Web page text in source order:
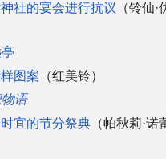
社的宴会进行抗议 （铃仙·
图案 （红美铃）
语
宜的节分祭典 （帕秋莉·诺